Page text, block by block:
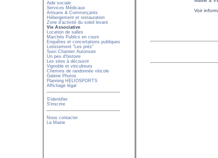
Aide sociale
Services Médicaux
Artisans & Commerçants
Hébergement et restauration
Zone d'activité du soleil levant
Vie Associative
Location de salles
Marchés Publics en cours
Enquêtes et concertations publiques
Lotissement "Les prés"
Suivi Chantier Autoroute
Un peu d'histoire
Les sites à découvrir
Vignoble et viticulteurs
Chemins de randonnée viticole
Galerie Photos
Planning HELIOSPORTS
Affichage légal
S'identifier
S'inscrire
Nous contacter
La Mairie
Voir